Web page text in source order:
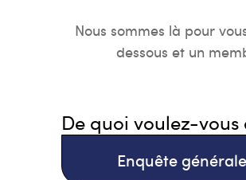
Nous sommes là pour
dessous et un
De quoi voulez-vous
Enquête générale